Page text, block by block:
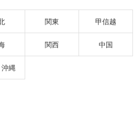
関東 甲信越
関西 中国
縄